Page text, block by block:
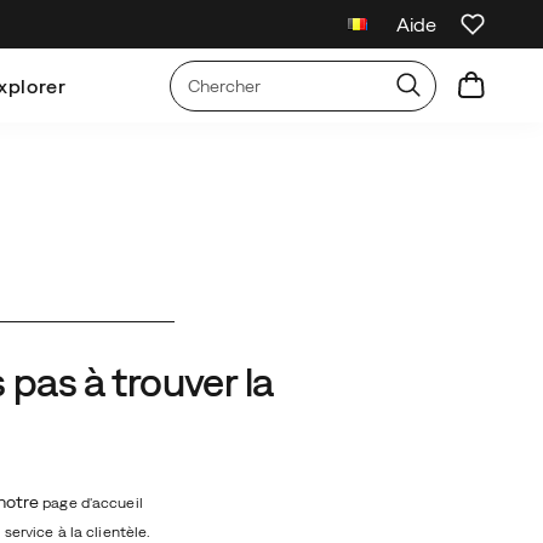
10 % de réduction sur votre première commande Livraison gratuite
Aide
pas à trouver la
page d'accueil
à la clientèle.